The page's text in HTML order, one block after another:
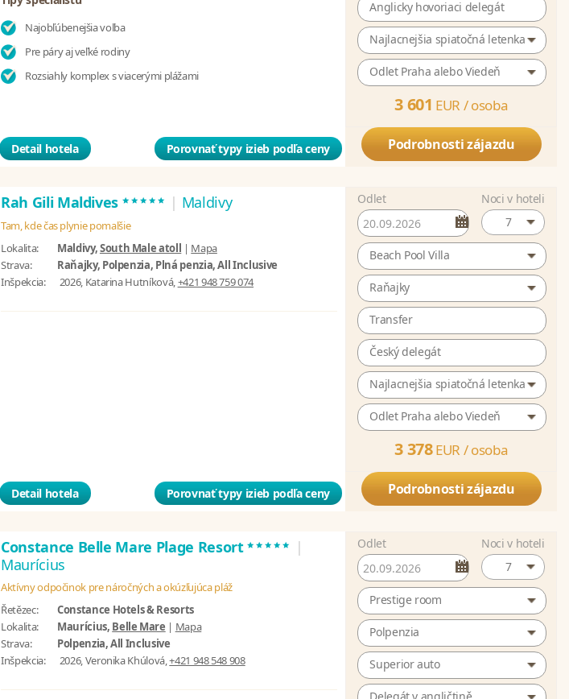
Najobľúbenejšia voľba
Pre páry aj veľké rodiny
Rozsiahly komplex s viacerými plážami
Detail hotela Porovnať typy izieb podľa ceny
Anglicky hovoriaci delegát
Najlacnejšia spiatočná letenka
Odlet Praha alebo Viedeň
3 601 EUR /osoba
Podrobnosti zájazdu
Rah Gili Maldives ***** | Maldivy
Tam, kde čas plynie pomalšie
Lokalita:
Maldivy,South Male atoll | Mapa
Strava:
Raňajky, Polpenzia, Plná penzia, All Inclusive
Inšpekcia:
2026, Katarina Hutníková,+421 948 759 074
Detail hotela Porovnať typy izieb podľa ceny
Odlet
Noci v hoteli
7
Beach Pool Villa
Raňajky
Transfer
Český delegát
Najlacnejšia spiatočná letenka
Odlet Praha alebo Viedeň
3 378EUR /osoba
Podrobnosti zájazdu
Constance Belle Mare Plage Resort***** |
Maurícius
Aktívny odpočinok pre náročných a okúzľujúca pláž
Řetězec:
Constance Hotels & Resorts
Lokalita:
Maurícius, Belle Mare | Mapa
Strava:
Polpenzia, All Inclusive
Inšpekcia:
2026, Veronika Khúlová,+421 948 548 908
Odlet
Noci v hoteli
7
Prestige room
Polpenzia
Superior auto